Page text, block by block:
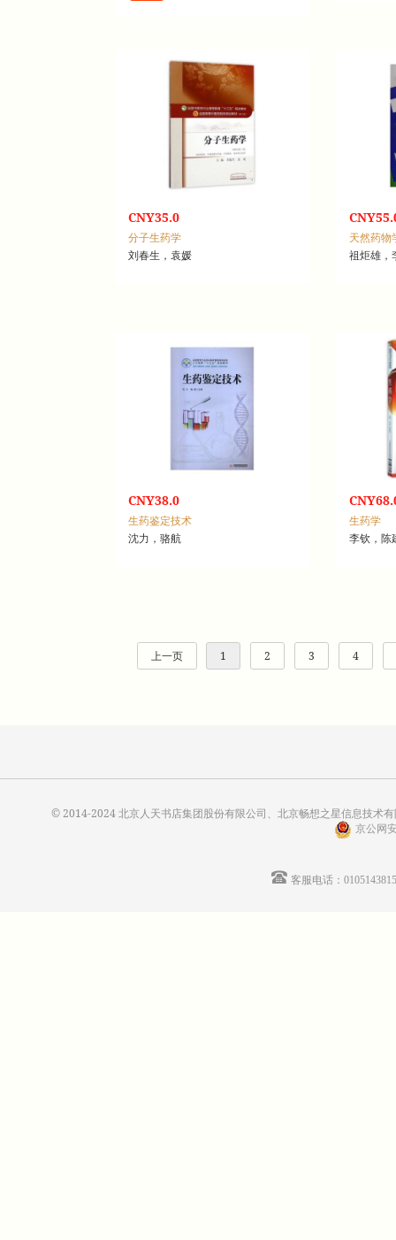
CNY35.0
分子生药学
刘春生，袁媛
天然药物
祖炬雄，
CNY38.0
生药鉴定技术
沈力，骆航
生药学
李钦，陈
上一页 1 2 3 4
© 2014-2024 北京人天书店集团股份有限公司、北京畅想之星信息技术
京公网
客服电话：